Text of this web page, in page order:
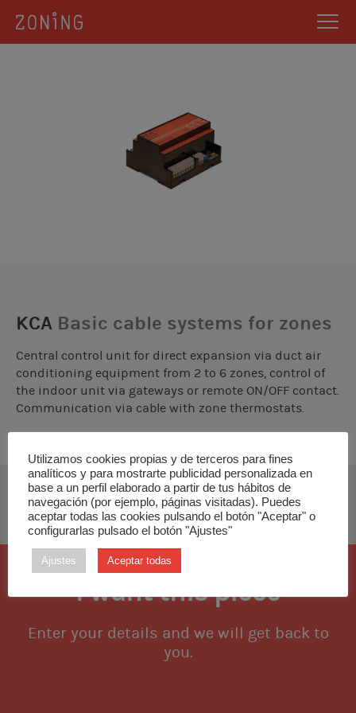
KCA Basic cable systems for zones
Central control unit for direct expansion via duct air
conditioning equipment from 2 to 6 zones, control of
the indoor unit via gateways or remote ON/OFF contact.
Communication via cable with zone thermostats.
DOWNLOAD INSTALLATION MANUAL
I want this piece
Enter your details and we will get back to
you.
Utilizamos cookies propias y de terceros para fines
analíticos y para mostrarte publicidad personalizada en
base a un perfil elaborado a partir de tus hábitos de
navegación (por ejemplo, páginas visitadas). Puedes
aceptar todas las cookies pulsando el botón "Aceptar" o
configurarlas pulsado el botón "Ajustes"
Ajustes Aceptar todas